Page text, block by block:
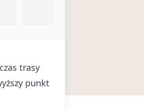
trasy
punkt